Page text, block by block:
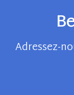
Adressez-